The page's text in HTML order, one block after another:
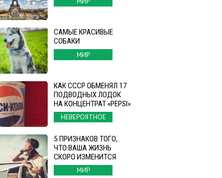
САМЫЕ КРАСИВЫЕ
СОБАКИ
МИР
КАК СССР ОБМЕНЯЛ 17
ПОДВОДНЫХ ЛОДОК
НА КОНЦЕНТРАТ «PEPSI»
НЕВЕРОЯТНОЕ
5 ПРИЗНАКОВ ТОГО,
ЧТО ВАША ЖИЗНЬ
СКОРО ИЗМЕНИТСЯ
МИР